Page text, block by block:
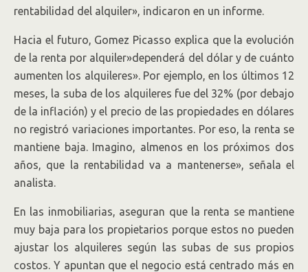
rentabilidad del alquiler», indicaron en un informe.
Hacia el futuro, Gomez Picasso explica que la evolución
de la renta por alquiler»dependerá del dólar y de cuánto
aumenten los alquileres». Por ejemplo, en los últimos 12
meses, la suba de los alquileres fue del 32% (por debajo
de la inflación) y el precio de las propiedades en dólares
no registró variaciones importantes. Por eso, la renta se
mantiene baja. Imagino, almenos en los próximos dos
años, que la rentabilidad va a mantenerse», señala el
analista.
En las inmobiliarias, aseguran que la renta se mantiene
muy baja para los propietarios porque estos no pueden
ajustar los alquileres según las subas de sus propios
costos. Y apuntan que el negocio está centrado más en